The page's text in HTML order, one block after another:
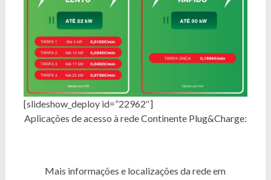
[slideshow_deploy id=”22962″]
Aplicações de acesso à rede Continente Plug&Charge:
Mais informações e localizações da rede em